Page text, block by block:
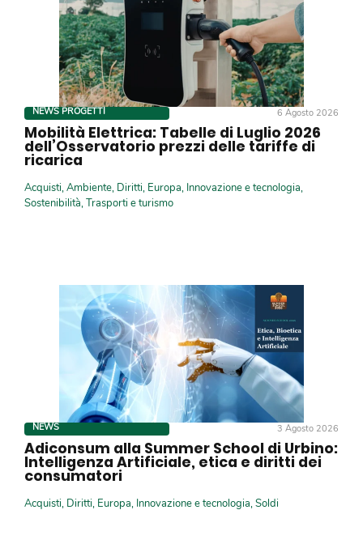
NEWS PROGETTI 6 Agosto 2026
Mobilità Elettrica: Tabelle di Luglio 2026
dell’Osservatorio prezzi delle tariffe di
ricarica
Acquisti, Ambiente, Diritti, Europa, Innovazione e tecnologia,
Sostenibilità, Trasporti e turismo
NEWS 3 Agosto 2026
Adiconsum alla Summer School di Urbino:
Intelligenza Artificiale, etica e diritti dei
consumatori
Acquisti, Diritti, Europa, Innovazione e tecnologia, Soldi